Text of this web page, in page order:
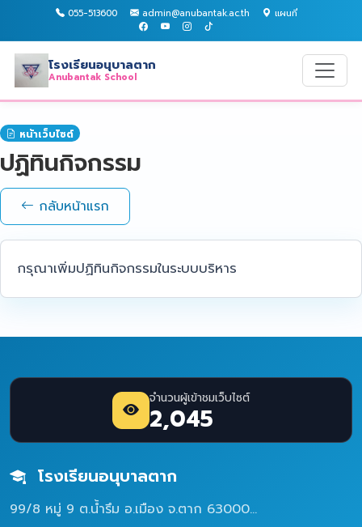
055-513600 admin@anubantak.ac.th แผนที่
โรงเรียนอนุบาลตาก
Anubantak School
หน้าเว็บไซต์
ปฏิทินกิจกรรม
กลับหน้าแรก
กรุณาเพิ่มปฏิทินกิจกรรมในระบบบริหาร
จำนวนผู้เข้าชมเว็บไซต์
2,045
โรงเรียนอนุบาลตาก
99/8 หมู่ 9 ต.น้ำรึม อ.เมือง จ.ตาก 63000...